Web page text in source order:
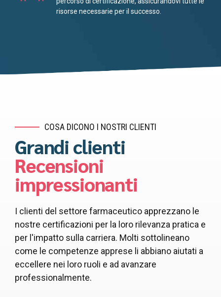
risorse necessarie per il successo.
COSA DICONO I NOSTRI CLIENTI
Grandi clienti
Recensioni
impressionanti
I clienti del settore farmaceutico apprezzano le
nostre certificazioni per la loro rilevanza pratica e
per l'impatto sulla carriera. Molti sottolineano
come le competenze apprese li abbiano aiutati a
eccellere nei loro ruoli e ad avanzare
professionalmente.